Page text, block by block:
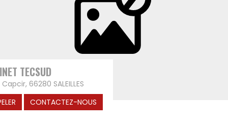
TECSUD
Capcir, 66280 SALEILLES
CONTACTEZ-NOUS